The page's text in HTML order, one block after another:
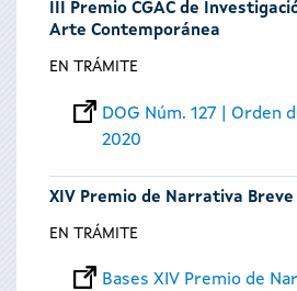
III Premio CGAC de
Arte Contemporánea
EN TRÁMITE
DOG Núm. 127 | Orden
2020
XIV Premio de Narrativa Breve
EN TRÁMITE
Bases XIV Premio de